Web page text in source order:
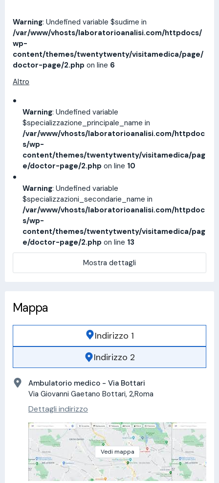
Warning: Undefined variable $sudime in
/var/www/vhosts/laboratorioanalisi.com/httpdocs/
wp-
content/themes/twentytwenty/visitamedica/page/
doctor-page/2.php on line 6
Altro
Warning: Undefined variable
$specializzazione_principale_name in
/var/www/vhosts/laboratorioanalisi.com/httpdoc
s/wp-
content/themes/twentytwenty/visitamedica/pag
e/doctor-page/2.php on line 10
Warning: Undefined variable
$specializzazioni_secondarie_name in
/var/www/vhosts/laboratorioanalisi.com/httpdoc
s/wp-
content/themes/twentytwenty/visitamedica/pag
e/doctor-page/2.php on line 13
Mostra dettagli
Mappa
Indirizzo 1
Indirizzo 2
Ambulatorio medico - Via Bottari
Via Giovanni Gaetano Bottari, 2,Roma
Dettagli indirizzo
Vedi mappa